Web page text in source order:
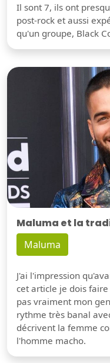
Il sont 7, ils ont
post-rock et aussi
qu'un groupe, Black
Maluma et la
Maluma
J'ai l'impression
cet article je dois
pas vraiment mon
rythme très banal
décrivent la femme
l'homme macho.